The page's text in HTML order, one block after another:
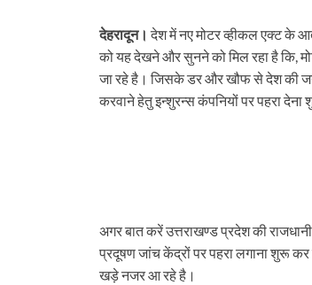
देहरादून। देश में नए मोटर व्हीकल एक्ट के
को यह देखने और सुनने को मिल रहा है कि,
जा रहे है। जिसके डर और खौफ से देश की
करवाने हेतु इन्शुरन्स कंपनियों पर पहरा देना
अगर बात करें उत्तराखण्ड प्रदेश की
प्रदूषण जांच केंद्रों पर पहरा लगाना शुरू
खड़े नजर आ रहे है।
न्यूज़ अपडेट: मसूरी में
SDRF की मुस्तैदी से